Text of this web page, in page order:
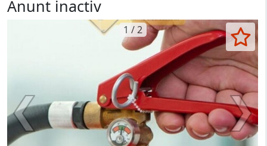
Anunt inactiv
1 / 2